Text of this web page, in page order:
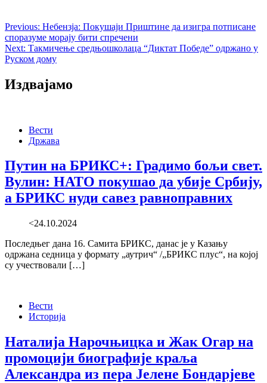
Previous: Небензја: Покушаји Приштине да изигра потписане
споразуме морају бити спречени
Next: Такмичење средњошколаца “Диктат Победе” одржано у
Руском дому
Издвајамо
Вести
Држава
Путин на БРИКС+: Градимо бољи свет.
Вулин: НАТО покушао да убије Србију,
а БРИКС нуди савез равноправних
<24.10.2024
Последњег дана 16. Самита БРИКС, данас је у Казању
одржана седница у формату „аутрич“ /„БРИКС плус“, на којој
су учествовали […]
Вести
Историја
Наталија Нарочњицка и Жак Огар на
промоцији биографије краља
Александра из пера Јелене Бондарјеве